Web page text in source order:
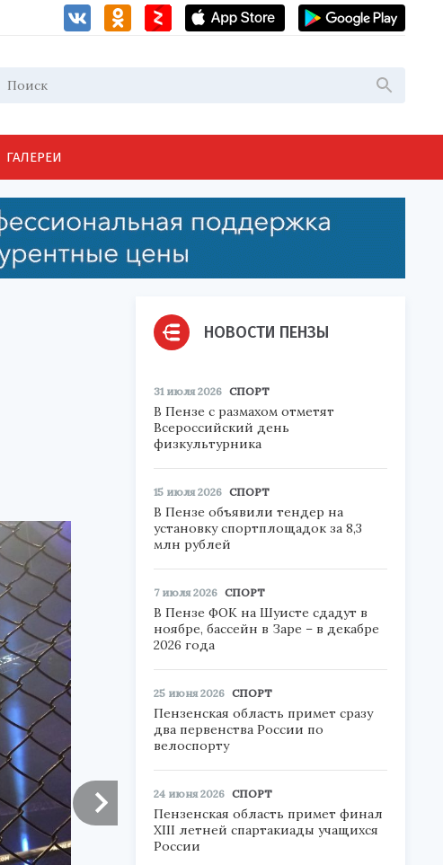
ГАЛЕРЕИ
НОВОСТИ ПЕНЗЫ
31 июля 2026 СПОРТ
В Пензе с размахом отметят
Всероссийский день
физкультурника
15 июля 2026 СПОРТ
В Пензе объявили тендер на
установку спортплощадок за 8,3
млн рублей
7 июля 2026 СПОРТ
В Пензе ФОК на Шуисте сдадут в
ноябре, бассейн в Заре – в декабре
2026 года
25 июня 2026 СПОРТ
Пензенская область примет сразу
два первенства России по
велоспорту
24 июня 2026 СПОРТ
Пензенская область примет финал
XIII летней спартакиады учащихся
России